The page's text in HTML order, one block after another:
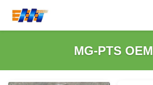
MG-PTS OEM